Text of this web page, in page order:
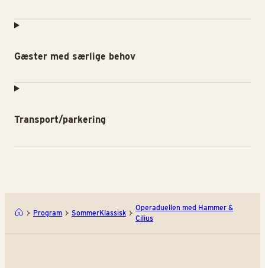
Gæster med særlige behov
Transport/parkering
Program SommerKlassisk
Operaduellen med Hammer &
Cilius